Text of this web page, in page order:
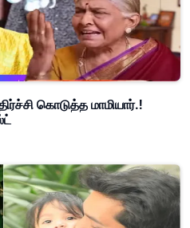
கொடுத்த மாமியார்.!